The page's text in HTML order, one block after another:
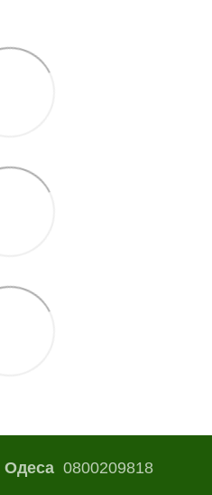
Одеса0800209818